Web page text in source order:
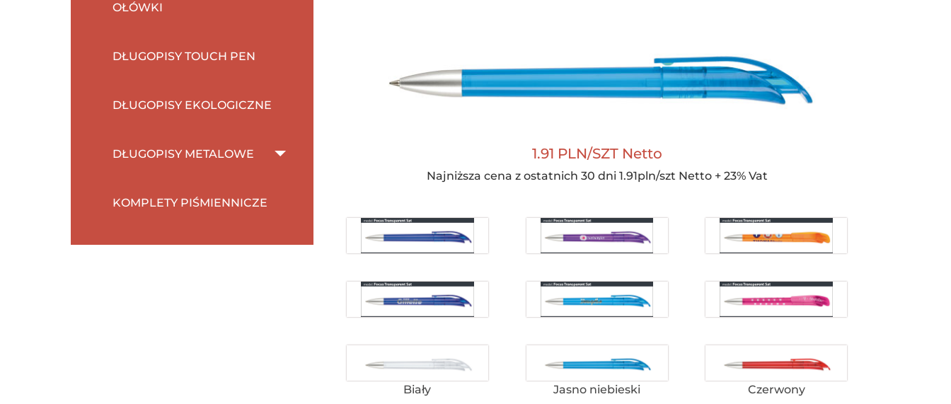
OŁÓWKI
DŁUGOPISY TOUCH PEN
DŁUGOPISY EKOLOGICZNE
DŁUGOPISY METALOWE
KOMPLETY PIŚMIENNICZE
1.91 PLN/SZT Netto
Najniższa cena z ostatnich 30 dni 1.91pln/szt Netto + 23% Vat
Biały Jasno niebieski Czerwony